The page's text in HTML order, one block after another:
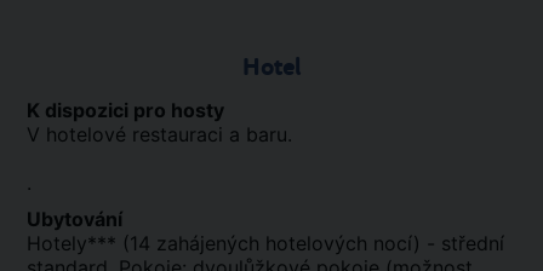
Hotel
K dispozici pro hosty
V hotelové restauraci a baru.
.
Ubytování
Hotely*** (14 zahájených hotelových nocí) - střední